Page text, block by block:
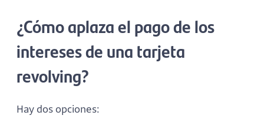
¿Cómo aplaza el pago de los
intereses de una tarjeta
revolving?
Hay dos opciones: